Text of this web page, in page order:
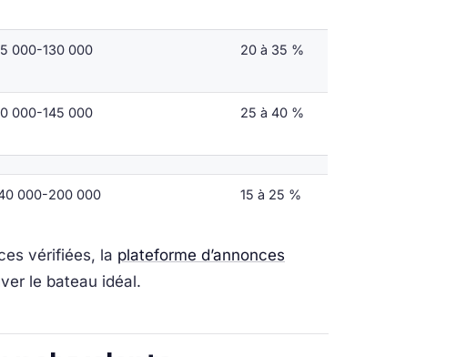
000-130 000 20 à 35 %
000-145 000 25 à 40 %
000-200 000 15 à 25 %
vérifiées, la plateforme d’annonces
le bateau idéal.